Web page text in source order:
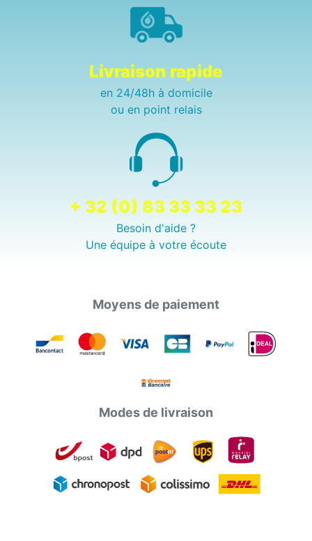
Livraison rapide
en 24/48h à domicile
ou en point relais
+ 32 (0) 83 33 33 23
Besoin d'aide ?
Une équipe à votre écoute
Moyens de paiement
Modes de livraison